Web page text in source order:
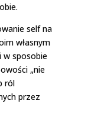
self na
własnym
w sposobie
„nie
ról
przez